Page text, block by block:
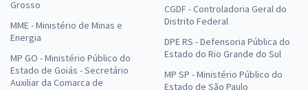
Grosso
MME - Ministério de Minas e
Energia
MP GO - Ministério Público do
Estado de Goiás - Secretário
Auxiliar da Comarca de
CGDF - Controladoria Geral do
Distrito Federal
DPE RS - Defensoria Pública do
Estado do Rio Grande do Sul
MP SP - Ministério Público do
Estado de São Paulo